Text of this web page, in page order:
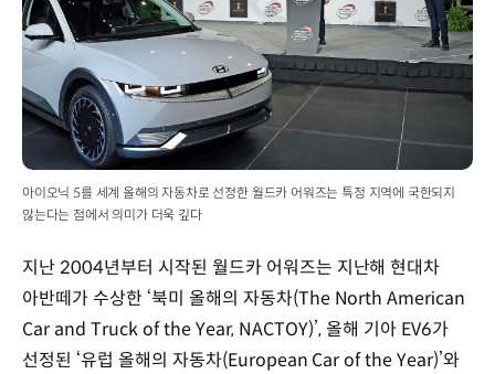
아이오닉 5를 세계 올해의 자동차로 선정한 월드카 어워즈는 특정 지역에 국한되지
않는다는 점에서 의미가 더욱 깊다
지난 2004년부터 시작된 월드카 어워즈는 지난해 현대차
아반떼가 수상한 ‘북미 올해의 자동차(The North American
Car and Truck of the Year, NACTOY)’, 올해 기아 EV6가
선정된 ‘유럽 올해의 자동차(European Car of the Year)’와